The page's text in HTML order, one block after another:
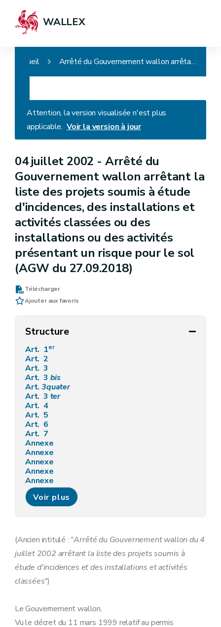
WALLEX
Accueil Arrêté du Gouvernement wallon arrêtant la liste des projets soumis à étude d'incidences, des installations et activités classées ou des installations ou des activités présentant un risque pour le sol (AGW du 27.09.2018)
Attention, la version visualisée n'est plus
applicable. Voir la version à jour
04 juillet 2002 - Arrêté du
Gouvernement wallon arrêtant la
liste des projets soumis à étude
d'incidences, des installations et
activités classées ou des
installations ou des activités
présentant un risque pour le sol
(AGW du 27.09.2018)
Télécharger
Ajouter aux favoris
Structure
Art. 1er
Art. 2
Art. 3
Art. 3 bis
Art.3quater
Art. 3 ter
Art. 4
Art. 5
Art. 6
Art. 7
Annexe
Annexe
Annexe
Annexe
Annexe
Annexe
Annexe
Annexe
Annexe
Voir plus
(Ancien intitulé : "Arrêté du Gouvernement wallon du 4
juillet 2002 arrêtant la liste des projets soumis à
étude d'incidences et des installations et activités
classées")
Le Gouvernement wallon,
Vu le décret du 11 mars 1999 relatif au permis